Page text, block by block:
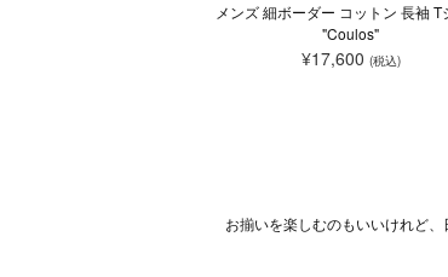
メンズ 細ボーダー コットン 長袖 T
"Coulos"
¥17,600 (税込)
お揃いを楽しむのもいいけれど